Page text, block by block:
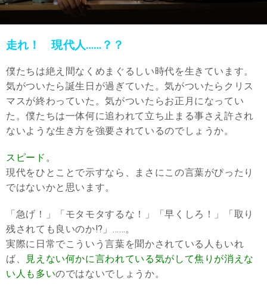
走れ！ 現代人……？？
僕たちは絶え間なくめまぐるしい時代を生きています。
気がついたら誕生日が過ぎていた。気がついたらクリス
マスが終わっていた。気がついたらお正月になってい
た。僕たちは一体何に追われて立ち止まる事さえ許され
ないような生き方を強要されているのでしょうか。
スピード。
現代をひとことで示すなら、まさにこの言葉がぴったり
ではないかと思います。
「急げ！」「モタモタするな！」「早くしろ！」「取り
残されても良いのか⁉︎」……。
実際に日常でこういう言葉を聞かされている人もいれ
ば、
見えない何かに言われている気がして焦りが消えな
い人も多いのではないでしょうか。